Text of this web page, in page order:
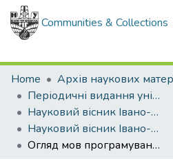
Communities & Collections
Home
Періодичні видання університету
Науковий вісник Івано-Франківського національного технічного університету нафти і газу
Науковий вісник Івано-Франківського національного технічного університету нафти і газу - 2023 - №2
Огляд мов програмування у ракурсі кібербезпеки